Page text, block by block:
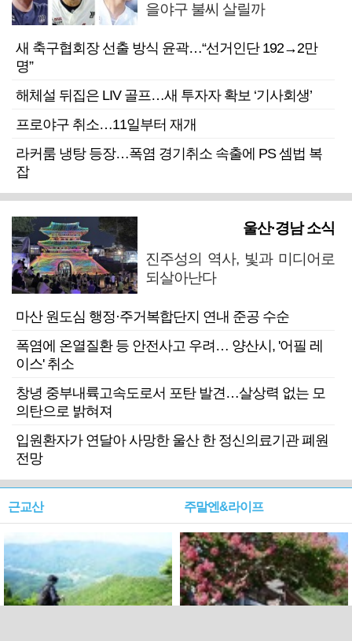
을야구 불씨 살릴까
새 축구협회장 선출 방식 윤곽…“선거인단 192→2만
명”
해체설 뒤집은 LIV 골프…새 투자자 확보 ‘기사회생’
프로야구 취소…11일부터 재개
라커룸 냉탕 등장…폭염 경기취소 속출에 PS 셈법 복
잡
울산·경남 소식
진주성의 역사, 빛과 미디어로
되살아난다
마산 원도심 행정·주거복합단지 연내 준공 수순
폭염에 온열질환 등 안전사고 우려… 양산시, '어필 레
이스' 취소
창녕 중부내륙고속도로서 포탄 발견…살상력 없는 모
의탄으로 밝혀져
입원환자가 연달아 사망한 울산 한 정신의료기관 폐원
전망
근교산 주말엔&라이프